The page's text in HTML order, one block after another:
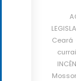
Ceará